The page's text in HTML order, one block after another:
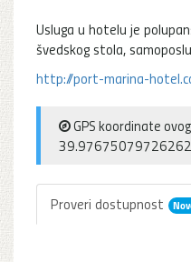
Usluga u hotelu je
švedskog stola,
http://port-marina-
GPS koordinate
Proveri dostupnost